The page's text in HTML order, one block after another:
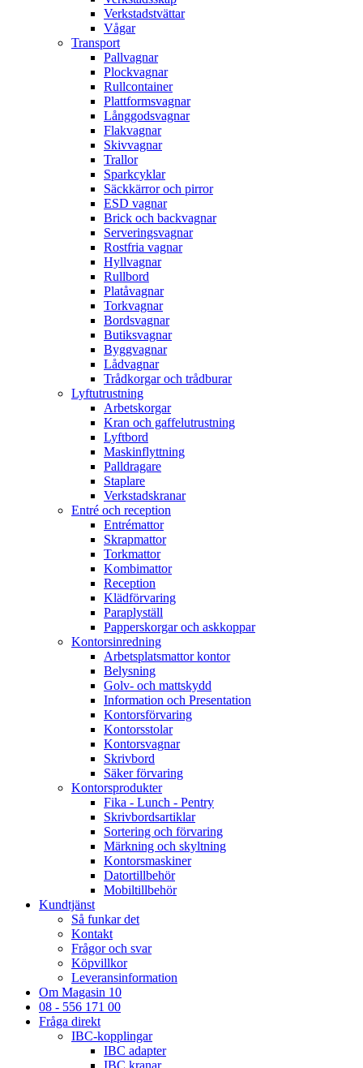
Verkstadstvättar
Vågar
Transport
Pallvagnar
Plockvagnar
Rullcontainer
Plattformsvagnar
Långgodsvagnar
Flakvagnar
Skivvagnar
Trallor
Sparkcyklar
Säckkärror och pirror
ESD vagnar
Brick och backvagnar
Serveringsvagnar
Rostfria vagnar
Hyllvagnar
Rullbord
Platåvagnar
Torkvagnar
Bordsvagnar
Butiksvagnar
Byggvagnar
Lådvagnar
Trådkorgar och trådburar
Lyftutrustning
Arbetskorgar
Kran och gaffelutrustning
Lyftbord
Maskinflyttning
Palldragare
Staplare
Verkstadskranar
Entré och reception
Entrémattor
Skrapmattor
Torkmattor
Kombimattor
Reception
Klädförvaring
Paraplyställ
Papperskorgar och askkoppar
Kontorsinredning
Arbetsplatsmattor kontor
Belysning
Golv- och mattskydd
Information och Presentation
Kontorsförvaring
Kontorsstolar
Kontorsvagnar
Skrivbord
Säker förvaring
Kontorsprodukter
Fika - Lunch - Pentry
Skrivbordsartiklar
Sortering och förvaring
Märkning och skyltning
Kontorsmaskiner
Datortillbehör
Mobiltillbehör
Kundtjänst
Så funkar det
Kontakt
Frågor och svar
Köpvillkor
Leveransinformation
Om Magasin 10
08 - 556 171 00
Fråga direkt
IBC-kopplingar
IBC adapter
IBC kranar